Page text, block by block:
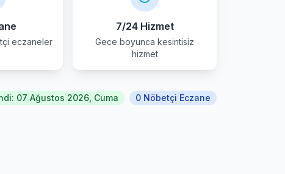
eczaneler
7/24 Hizmet
Gece boyunca kesintisiz
hizmet
07 Ağustos 2026, Cuma 0 Nöbetçi Eczane